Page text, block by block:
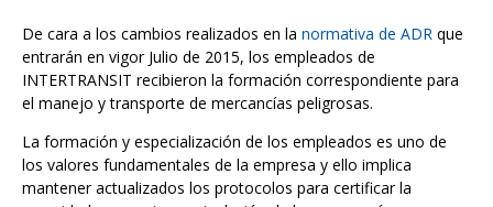
De cara a los cambios realizados en la normativa de ADR que
entrarán en vigor Julio de 2015, los empleados de
INTERTRANSIT recibieron la formación correspondiente para
el manejo y transporte de mercancías peligrosas.
La formación y especialización de los empleados es uno de
los valores fundamentales de la empresa y ello implica
mantener actualizados los protocolos para certificar la